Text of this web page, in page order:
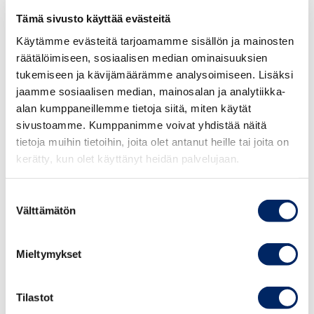
Tämä sivusto käyttää evästeitä
Käytämme evästeitä tarjoamamme sisällön ja mainosten
räätälöimiseen, sosiaalisen median ominaisuuksien
tukemiseen ja kävijämäärämme analysoimiseen. Lisäksi
jaamme sosiaalisen median, mainosalan ja analytiikka-
alan kumppaneillemme tietoja siitä, miten käytät
sivustoamme. Kumppanimme voivat yhdistää näitä
tietoja muihin tietoihin, joita olet antanut heille tai joita on
kerätty, kun olet käyttänyt heidän palvelujaan.
valinta
Välttämätön
Mieltymykset
Tilastot
asiakkaiden kasvavia tarpeita, mutta myös liiketoiminnan
välttämätön kehityssuuntana.
”Paine tulee pääosin asiakkailtamme, joita regulaatio jo
velvoittaa. Yhtä merkittävä motivaattori on kuitenkin
sisäinen paine. Nitorilaiset haluavat työskennellä
yrityksessä, joka itsekin toimii vastuullisesti”, Kytölä
toteaa.
KATEGORIAT:
JOHDON VALMENNUKSET, VASTUULLISUUS,
JOHDON VASTUULLISUUSVALMENNUS